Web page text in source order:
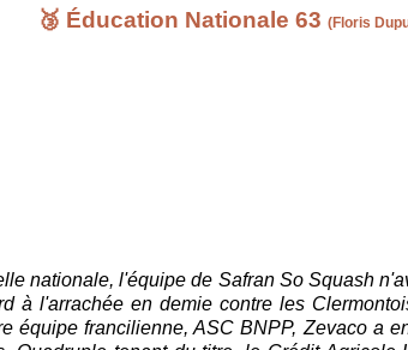
🥉 Éducation Nationale 63 (Floris
nationale, l'équipe de Safran So Squash
à l'arrachée en demie contre les
francilienne, ASC BNPP, Zevaco a